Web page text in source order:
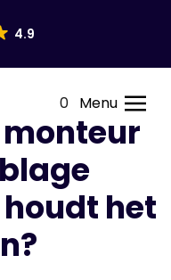
4.9
0 Menu
het